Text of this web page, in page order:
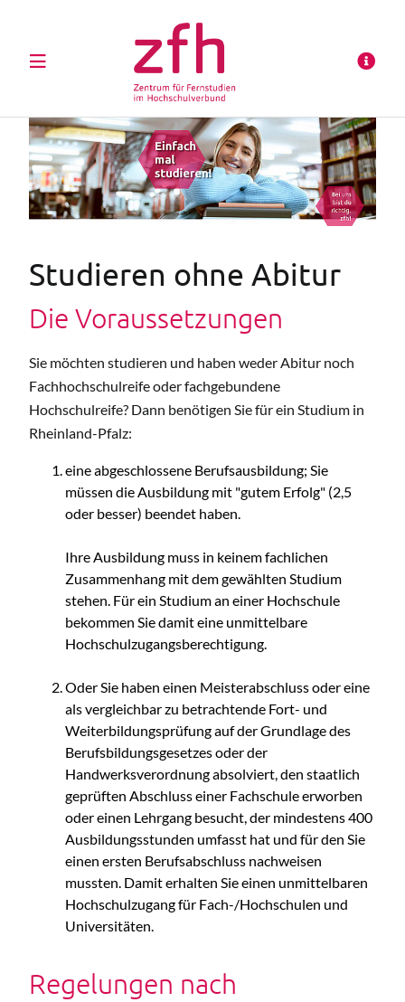
Studieren ohne Abitur
Die Voraussetzungen
Sie möchten studieren und haben weder Abitur noch
Fachhochschulreife oder fachgebundene
Hochschulreife? Dann benötigen Sie für ein Studium in
Rheinland-Pfalz:
eine abgeschlossene Berufsausbildung; Sie
müssen die Ausbildung mit "gutem Erfolg" (2,5
oder besser) beendet haben.
Ihre Ausbildung muss in keinem fachlichen
Zusammenhang mit dem gewählten Studium
stehen. Für ein Studium an einer Hochschule
bekommen Sie damit eine unmittelbare
Hochschulzugangsberechtigung.
Oder Sie haben einen Meisterabschluss oder eine
als vergleichbar zu betrachtende Fort- und
Weiterbildungsprüfung auf der Grundlage des
Berufsbildungsgesetzes oder der
Handwerksverordnung absolviert, den staatlich
geprüften Abschluss einer Fachschule erworben
oder einen Lehrgang besucht, der mindestens 400
Ausbildungsstunden umfasst hat und für den Sie
einen ersten Berufsabschluss nachweisen
mussten. Damit erhalten Sie einen unmittelbaren
Hochschulzugang für Fach-/Hochschulen und
Universitäten.
Regelungen nach